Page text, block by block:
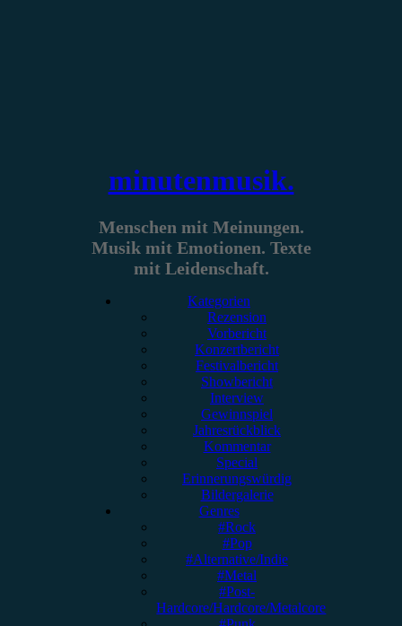
minutenmusik.
Menschen mit Meinungen.
Musik mit Emotionen. Texte
mit Leidenschaft.
Kategorien
Rezension
Vorbericht
Konzertbericht
Festivalbericht
Showbericht
Interview
Gewinnspiel
Jahresrückblick
Kommentar
Special
Erinnerungswürdig
Bildergalerie
Genres
#Rock
#Pop
#Alternative/Indie
#Metal
#Post-
Hardcore/Hardcore/Metalcore